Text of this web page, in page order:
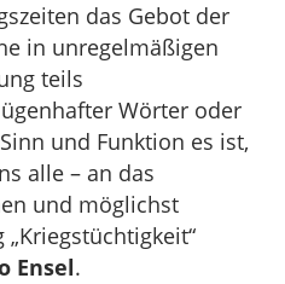
das Gebot der
in unregelmäßigen
teils
Wörter oder
und Funktion es ist,
alle – an das
und möglichst
Ensel.